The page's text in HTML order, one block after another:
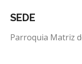
SEDE
Parroquia Matriz